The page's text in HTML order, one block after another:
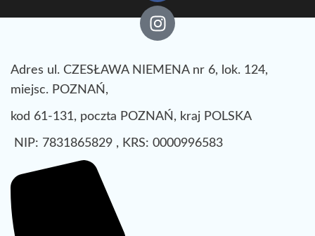
Adres ul. CZESŁAWA NIEMENA nr 6, lok. 124,
miejsc. POZNAŃ,
kod 61-131, poczta POZNAŃ, kraj POLSKA
NIP: 7831865829 , KRS: 0000996583